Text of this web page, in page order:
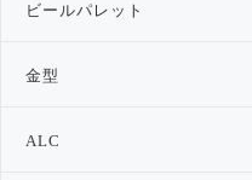
ビールパレット
金型
ALC